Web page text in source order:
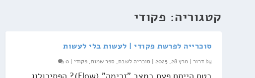
קטגוריה: פקודי
סוכרייה לפרשת פקודי | לעשות בלי לעשות
by דרור |מרץ 28, 2025 | סוכריה לשבת, ספר שמות,פקודי |
0